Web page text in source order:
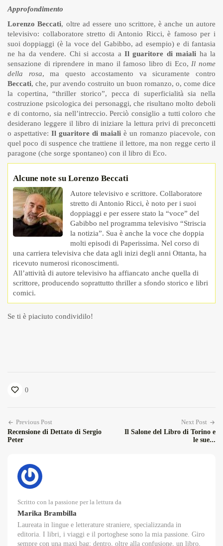
Approfondimento
Lorenzo Beccati, oltre ad essere uno scrittore, è anche un autore
televisivo: collaboratore stretto di Antonio Ricci, è famoso per i
suoi doppiaggi (è la voce del Gabibbo, ad esempio) e di fantasia
ne ha da vendere. Chi si accosta aIl guaritore di maiali ha la
sensazione di riprendere in mano il famoso libro di Eco, Il nome
della rosa, ma questo accostamento va sicuramente contro
Beccati, che, pur avendo costruito un buon romanzo, o, come dice
la copertina, “thriller storico”, pecca di superficialità sia nella
costruzione psicologica dei personaggi, che risultano molto deboli
e di contorno, sia nell’intreccio. Perciò consiglio a tutti coloro che
desiderano leggere il libro di iniziare la lettura privi di preconcetti
o aspettative: Il guaritore di maiali è un romanzo piacevole, con
quel poco di suspence che trattiene il lettore, ma non regge certo il
paragone (che sorge spontaneo) con il libro di Eco.
Alcune note su Lorenzo Beccati
Autore televisivo e scrittore. Collaboratore
stretto di Antonio Ricci, è noto per i suoi
doppiaggi e per essere stato la “voce” del
Gabibbo nel programma televisivo “Striscia
la notizia”. Sua è anche la voce che doppia
molti episodi di Paperissima. Nel corso di
una carriera televisiva che data agli inizi degli anni Ottanta, ha
ricevuto numerosi riconoscimenti.
All’attività di autore televisivo ha affiancato anche quella di
scrittore, producendo soprattutto thriller a sfondo storico e libri
comici.
Se ti è piaciuto condividilo!
0
Previous Post
Recensione di Dettato di Sergio
Peter
Next Post
Il Salone del Libro di Torino e
le sue...
Scritto con la passione per la lettura da
Marika Brambilla
Laureata in lingue e letterature straniere, specializzanda in
editoria. I libri, i viaggi e il portoghese sono la mia passione. Giro
sempre con una maxi bag; dentro, oltre alla confusione, un libro,